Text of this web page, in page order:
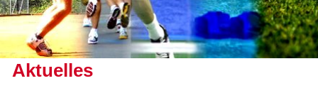
Aktuelles